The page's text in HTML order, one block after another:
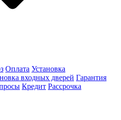
Оплата Установка
входных дверей Гарантия
Кредит Рассрочка